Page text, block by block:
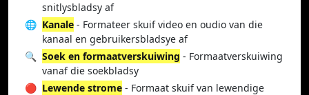
snitlysbladsy af
🌐 Kanale - Formateer skuif video en oudio van die
kanaal en gebruikersbladsye af
🔍 Soek en formaatverskuiwing - Formaatverskuiwing
vanaf die soekbladsy
🔴 Lewende strome - Formaat skuif van lewendige